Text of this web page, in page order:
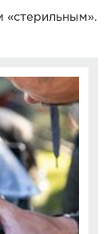
«стерильным».